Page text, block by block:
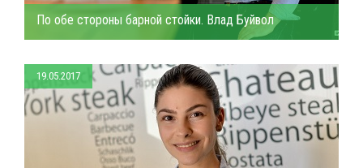
По обе стороны барной стойки. Влад Буйвол
19.05.2017